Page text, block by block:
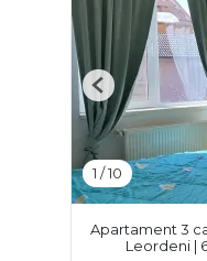
1 /10
Previous
Apartament 3
Leordeni |